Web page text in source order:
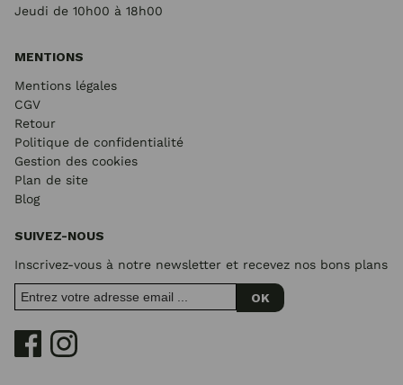
Jeudi de 10h00 à 18h00
MENTIONS
Mentions légales
CGV
Retour
Politique de confidentialité
Gestion des cookies
Plan de site
Blog
SUIVEZ-NOUS
Inscrivez-vous à notre newsletter et recevez nos bons plans
OK